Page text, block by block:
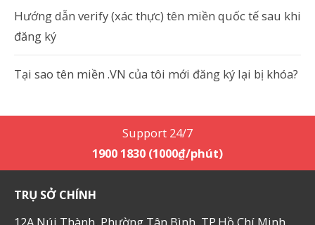
Hướng dẫn verify (xác thực) tên miền quốc tế sau khi
đăng ký
Tại sao tên miền .VN của tôi mới đăng ký lại bị khóa?
Support 24/7
1900 1830 (1000₫/phút)
TRỤ SỞ CHÍNH
12A Núi Thành, Phường Tân Bình, TP.Hồ Chí Minh,